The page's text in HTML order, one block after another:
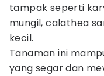
tampak seperti
mungil, calathea
kecil.
Tanaman ini
yang segar dan